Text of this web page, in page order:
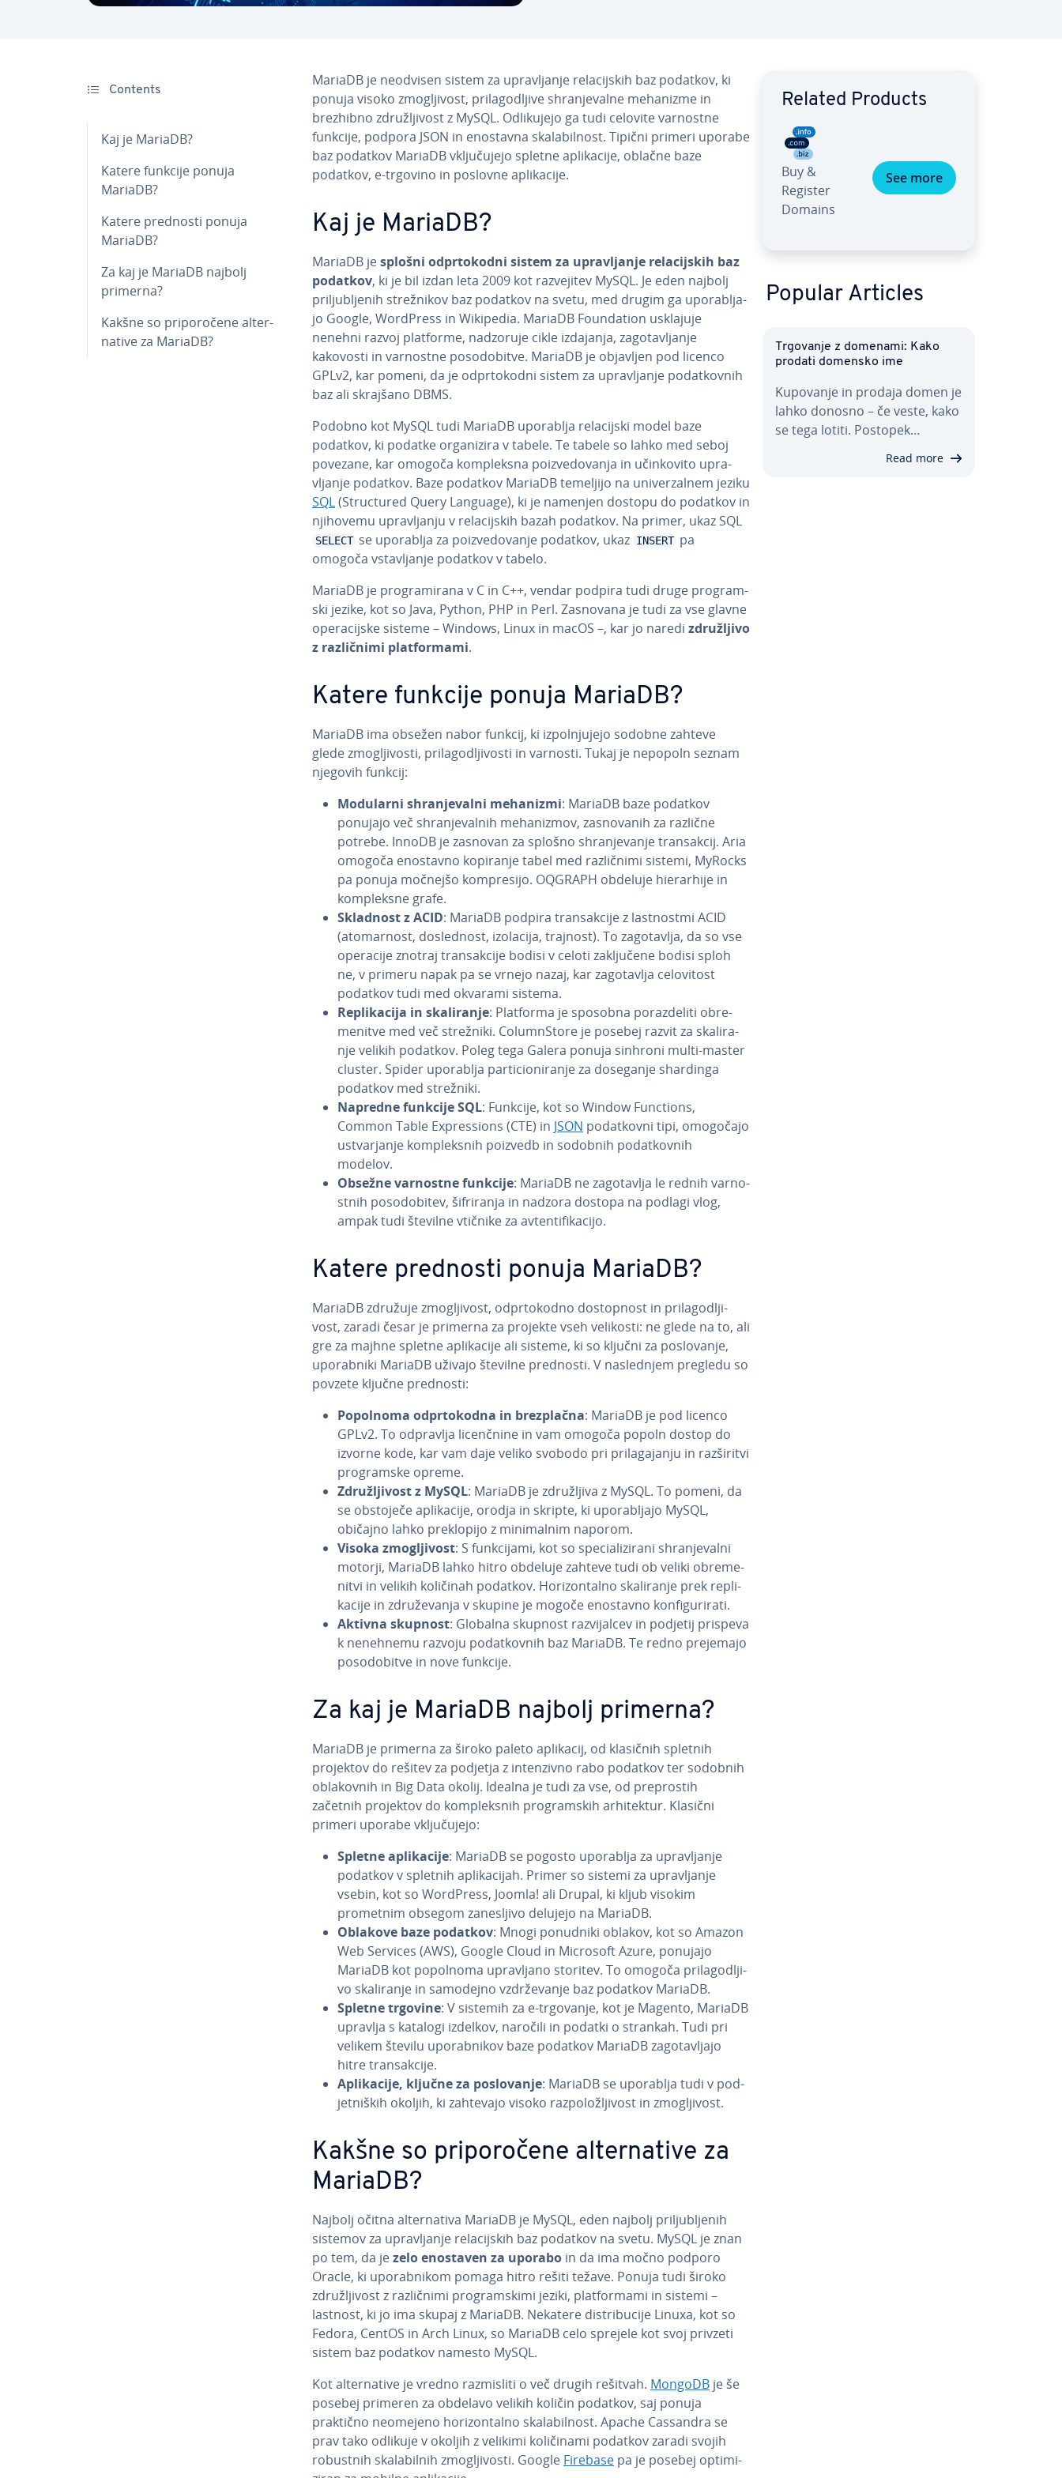
Contents
Kaj je MariaDB?
Katere funkcije ponuja
MariaDB?
Katere prednosti ponuja
MariaDB?
Za kaj je MariaDB najbolj
primerna?
Kakšne so pri­po­ro­če­ne al­ter­
na­ti­ve za MariaDB?
MariaDB je neodvisen sistem za upra­vlja­nje re­la­cij­skih baz podatkov, ki
ponuja visoko zmo­glji­vost, pri­la­go­dlji­ve shra­nje­val­ne mehanizme in
brezhibno zdru­žlji­vost z MySQL. Odli­ku­je­jo ga tudi celovite varnostne
funkcije, podpora JSON in enostavna ska­la­bil­nost. Tipični primeri uporabe
baz podatkov MariaDB vklju­ču­je­jo spletne apli­ka­ci­je, oblačne baze
podatkov, e-trgovino in poslovne apli­ka­ci­je.
Kaj je MariaDB?
MariaDB jesplošni od­pr­to­ko­dni sistem za upra­vlja­nje re­la­cij­skih baz
podatkov, ki je bil izdan leta 2009 kot raz­ve­ji­tev MySQL. Je eden najbolj
pri­lju­blje­nih stre­žni­kov baz podatkov na svetu, med drugim ga upo­ra­blja­
jo Google, WordPress in Wikipedia. MariaDB Fo­un­da­ti­on usklajuje
nenehni razvoj platforme, nadzoruje cikle izdajanja, za­go­ta­vlja­nje
kakovosti in varnostne po­so­do­bi­tve. MariaDB je objavljen pod licenco
GPLv2, kar pomeni, da je od­pr­to­ko­dni sistem za upra­vlja­nje po­dat­kov­nih
baz ali skrajšano DBMS.
Podobno kot MySQL tudi MariaDB uporablja re­la­cij­ski model baze
podatkov, ki podatke or­ga­ni­zi­ra v tabele. Te tabele so lahko med seboj
povezane, kar omogoča kom­ple­ksna po­i­zve­do­va­nja in učin­ko­vi­to upra­
vlja­nje podatkov. Baze podatkov MariaDB temeljijo na uni­ver­zal­nem jeziku
SQL(Struc­tu­red Query Language), ki je namenjen dostopu do podatkov in
njihovemu upra­vlja­nju v re­la­cij­skih bazah podatkov. Na primer, ukaz SQL
SELECT se uporablja za po­i­zve­do­va­nje podatkov, ukaz INSERT pa
omogoča vsta­vlja­nje podatkov v tabelo.
MariaDB je pro­gra­mi­ra­na v C in C++, vendar podpira tudi druge pro­gram­
ski jezike, kot so Java, Python, PHP in Perl. Zasnovana je tudi za vse glavne
ope­ra­cij­ske sisteme – Windows, Linux in macOS –, kar jo naredi zdru­žlji­vo
z raz­lič­ni­mi plat­for­ma­mi.
Katere funkcije ponuja MariaDB?
MariaDB ima obsežen nabor funkcij, ki iz­pol­nju­je­jo sodobne zahteve
glede zmo­glji­vo­sti, pri­la­go­dlji­vo­sti in varnosti. Tukaj je nepopoln seznam
njegovih funkcij:
Modularni shra­nje­val­ni mehanizmi: MariaDB baze podatkov
ponujajo več shra­nje­val­nih me­ha­niz­mov, za­sno­va­nih za različne
potrebe. InnoDB je zasnovan za splošno shra­nje­va­nje tran­sak­cij. Aria
omogoča enostavno kopiranje tabel med raz­lič­ni­mi sistemi, MyRocks
pa ponuja močnejšo kom­pre­si­jo. OQGRAPH obdeluje hi­e­rar­hi­je in
kom­ple­ksne grafe.
Skladnost z ACID: MariaDB podpira tran­sak­ci­je z la­stnost­mi ACID
(ato­mar­nost, do­sle­dnost, izolacija, trajnost). To za­go­ta­vlja, da so vse
operacije znotraj tran­sak­ci­je bodisi v celoti za­klju­če­ne bodisi sploh
ne, v primeru napak pa se vrnejo nazaj, kar za­go­ta­vlja ce­lo­vi­tost
podatkov tudi med okvarami sistema.
Re­pli­ka­ci­ja in ska­li­ra­nje: Platforma je sposobna po­raz­de­li­ti obre­
me­ni­tve med več strežniki. Co­lu­mn­Sto­re je posebej razvit za ska­li­ra­
nje velikih podatkov. Poleg tega Galera ponuja sinhroni multi-master
cluster. Spider uporablja par­ti­ci­o­ni­ra­nje za doseganje shardinga
podatkov med strežniki.
Napredne funkcije SQL: Funkcije, kot so Window Functions,
Common Table Expres­si­ons (CTE) in JSON po­dat­kov­ni tipi, omogočajo
ustvar­ja­nje kom­ple­ksnih poizvedb in sodobnih po­dat­kov­nih
modelov.
Obsežne varnostne funkcije: MariaDB ne za­go­ta­vlja le rednih var­no­
stnih po­so­do­bi­tev, ši­fri­ra­nja in nadzora dostopa na podlagi vlog,
ampak tudi številne vtičnike za av­ten­ti­fi­ka­ci­jo.
Katere prednosti ponuja MariaDB?
MariaDB združuje zmo­glji­vost, od­pr­to­ko­dno do­sto­pnost in pri­la­go­dlji­
vost, zaradi česar je primerna za projekte vseh velikosti: ne glede na to, ali
gre za majhne spletne apli­ka­ci­je ali sisteme, ki so ključni za po­slo­va­nje,
upo­rab­ni­ki MariaDB uživajo številne prednosti. V na­sle­dnjem pregledu so
povzete ključne prednosti:
Popolnoma od­pr­to­ko­dna in brez­plač­na: MariaDB je pod licenco
GPLv2. To odpravlja li­cenč­ni­ne in vam omogoča popoln dostop do
izvorne kode, kar vam daje veliko svobodo pri pri­la­ga­ja­nju in raz­ši­ri­tvi
pro­gram­ske opreme.
Zdru­žlji­vost z MySQL: MariaDB je zdru­žlji­va z MySQL. To pomeni, da
se obstoječe apli­ka­ci­je, orodja in skripte, ki upo­ra­blja­jo MySQL,
običajno lahko pre­klo­pi­jo z mi­ni­mal­nim naporom.
Visoka zmo­glji­vost: S funk­ci­ja­mi, kot so spe­ci­a­li­zi­ra­ni shra­nje­val­ni
motorji, MariaDB lahko hitro obdeluje zahteve tudi ob veliki obre­me­
ni­tvi in velikih količinah podatkov. Ho­ri­zon­tal­no ska­li­ra­nje prek re­pli­
ka­ci­je in zdru­že­va­nja v skupine je mogoče enostavno kon­fi­gu­ri­ra­ti.
Aktivna skupnost: Globalna skupnost raz­vi­jal­cev in podjetij prispeva
k nenehnemu razvoju po­dat­kov­nih baz MariaDB. Te redno prejemajo
po­so­do­bi­tve in nove funkcije.
Za kaj je MariaDB najbolj primerna?
MariaDB je primerna za široko paleto aplikacij, od klasičnih spletnih
projektov do rešitev za podjetja z in­ten­ziv­no rabo podatkov ter sodobnih
obla­kov­nih in Big Data okolij. Idealna je tudi za vse, od pre­pro­stih
začetnih projektov do kom­ple­ksnih pro­gram­skih ar­hi­tek­tur. Klasični
primeri uporabe vklju­ču­je­jo:
Spletne apli­ka­ci­je: MariaDB se pogosto uporablja za upra­vlja­nje
podatkov v spletnih apli­ka­ci­jah. Primer so sistemi za upra­vlja­nje
vsebin, kot so WordPress, Joomla! ali Drupal, ki kljub visokim
prometnim obsegom za­ne­slji­vo delujejo na MariaDB.
Oblakove baze podatkov: Mnogi ponudniki oblakov, kot so Amazon
Web Services (AWS), Google Cloud in Microsoft Azure, ponujajo
MariaDB kot popolnoma upra­vlja­no storitev. To omogoča pri­la­go­dlji­
vo ska­li­ra­nje in samodejno vzdr­že­va­nje baz podatkov MariaDB.
Spletne trgovine: V sistemih za e-trgovanje, kot je Magento, MariaDB
upravlja s katalogi izdelkov, naročili in podatki o strankah. Tudi pri
velikem številu upo­rab­ni­kov baze podatkov MariaDB za­go­ta­vlja­jo
hitre tran­sak­ci­je.
Apli­ka­ci­je, ključne za po­slo­va­nje: MariaDB se uporablja tudi v pod­
je­tni­ških okoljih, ki zahtevajo visoko raz­po­lo­žlji­vost in zmo­glji­vost.
Kakšne so pri­po­ro­če­ne al­ter­na­ti­ve za
MariaDB?
Najbolj očitna al­ter­na­ti­va MariaDB je MySQL, eden najbolj pri­lju­blje­nih
sistemov za upra­vlja­nje re­la­cij­skih baz podatkov na svetu. MySQL je znan
po tem, da jezelo enostaven za uporabo in da ima močno podporo
Oracle, ki upo­rab­ni­kom pomaga hitro rešiti težave. Ponuja tudi široko
zdru­žlji­vost z raz­lič­ni­mi pro­gram­ski­mi jeziki, plat­for­ma­mi in sistemi –
lastnost, ki jo ima skupaj z MariaDB. Nekatere di­s­tri­bu­ci­je Linuxa, kot so
Fedora, CentOS in Arch Linux, so MariaDB celo sprejele kot svoj privzeti
sistem baz podatkov namesto MySQL.
Kot al­ter­na­ti­ve je vredno raz­mi­sli­ti o več drugih rešitvah. MongoDB je še
posebej primeren za obdelavo velikih količin podatkov, saj ponuja
praktično neomejeno ho­ri­zon­tal­no ska­la­bil­nost. Apache Cassandra se
prav tako odlikuje v okoljih z velikimi ko­li­či­na­mi podatkov zaradi svojih
robustnih ska­la­bil­nih zmo­glji­vo­sti. Google Firebase pa je posebej op­ti­mi­
Related Products
Buy &
Register
Domains
See more
Popular Articles
Trgovanje z domenami: Kako
prodati domensko ime
Kupovanje in prodaja domen je
lahko donosno – če veste, kako
se tega lotiti. Postopek…
Read more